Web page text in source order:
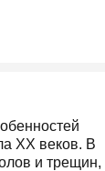
XX веков. В
и трещин,